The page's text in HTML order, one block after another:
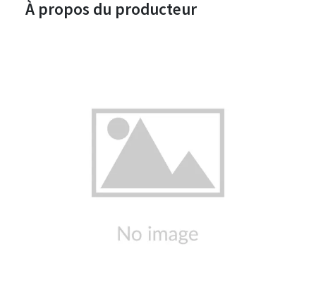
À propos du producteur